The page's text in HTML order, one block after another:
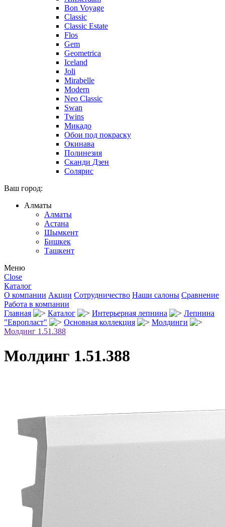
Bon Voyage
Classic
Classic Estate
Flos
Gem
Geometrica
Iceland
Joli
Mirabelle
Modern
Neo Classic
Swan
Twins
Микадо
Обои под покраску
Окинава
Полинезия
Сканди Дзен
Солярис
Ваш город:
Алматы
Алматы
Астана
Шымкент
Бишкек
Ташкент
Меню
Close
Каталог
О компании Акции Сотрудничество Наши салоны Сравнение
Работа в компании
Главная
Каталог Интерьерная лепнина
Лепнина
"Европласт"
Основная коллекция
Молдинги
Молдинг 1.51.388
Молдинг 1.51.388